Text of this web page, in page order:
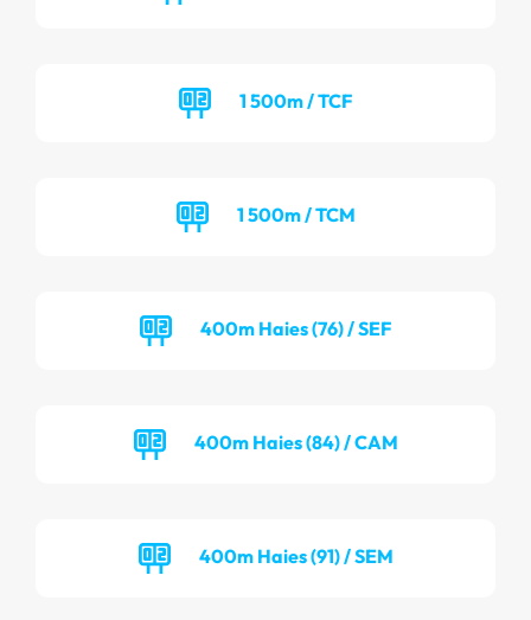
1 500m / TCF
1 500m / TCM
400m Haies (76) / SEF
400m Haies (84) / CAM
400m Haies (91) / SEM